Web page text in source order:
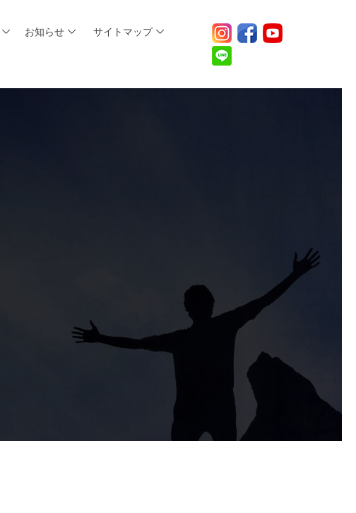
お知らせ サイトマップ